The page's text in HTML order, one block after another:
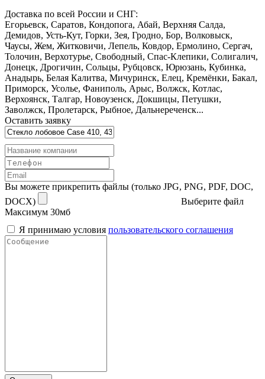
Доставка по всей России и СНГ:
Егорьевск, Саратов, Кондопога, Абай, Верхняя Салда,
Демидов, Усть-Кут, Горки, Зея, Гродно, Бор, Волковыск,
Чаусы, Жем, Житковичи, Лепель, Ковдор, Ермолино, Сергач,
Толочин, Верхотурье, Свободный, Спас-Клепики, Солигалич,
Донецк, Дрогичин, Сольцы, Рубцовск, Юрюзань, Кубинка,
Анадырь, Белая Калитва, Мичуринск, Елец, Кремёнки, Бакал,
Приморск, Усолье, Фаниполь, Арыс, Волжск, Котлас,
Верхоянск, Талгар, Новоузенск, Докшицы, Петушки,
Заволжск, Пролетарск, Рыбное, Дальнереченск...
Оставить заявку
Вы можете прикрепить файлы (только JPG, PNG, PDF, DOC,
DOCX)
Выберите файл
Максимум 30мб
Я принимаю условия пользовательского соглашения